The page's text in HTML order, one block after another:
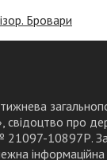
Бровари
свідоцтво про
10897Р.
інформаційна